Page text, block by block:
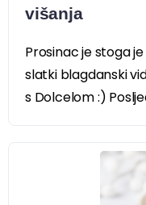
višanja
Prosinac je stoga
slatki blagdanski
s Dolcelom :)